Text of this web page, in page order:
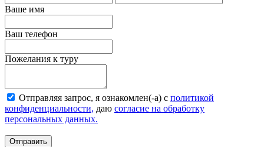
Ваше имя
Ваш телефон
Пожелания к туру
Отправляя запрос, я ознакомлен(-а) с политикой
конфиденциальности, даю согласие на обработку
персональных данных.
Отправить